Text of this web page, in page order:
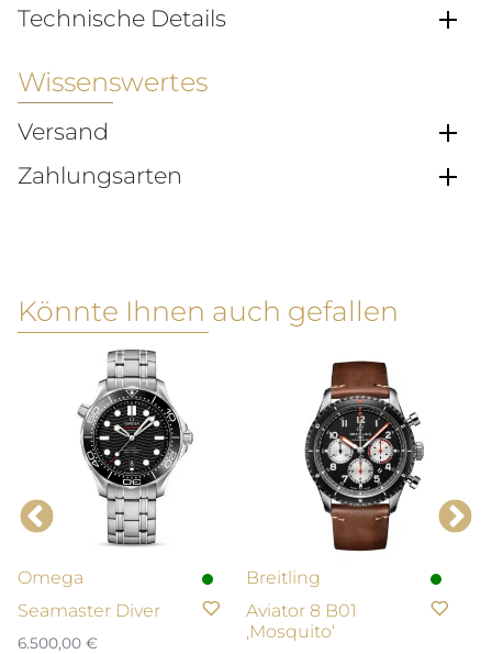
Technische Details
Wissenswertes
Versand
Zahlungsarten
Könnte Ihnen auch gefallen
Omega
Seamaster Diver
6.500,00 €
Breitling
Aviator 8 B01
‚Mosquito‘